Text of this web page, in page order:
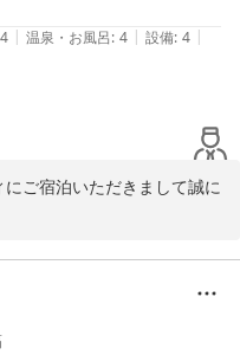
4 | 温泉・お風呂: 4 | 設備: 4 |
ご宿泊いただきまして誠に
ました際はまた宜しくお願